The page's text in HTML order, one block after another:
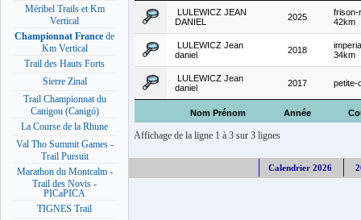
Méribel Trails et Km
Vertical
Championnat France de
Km Vertical
Trail des Hauts Forts
Sierre Zinal
Trail Championnat du
Canigou (Canigó)
La Course de la Rhune
Val Tho Summit Games -
Trail Pursuit
Marathon du Montcalm -
Trail des Novis -
PICaPICA
TIGNES Trail
Nom Prénom Année
LULEWICZ JEAN
DANIEL
2025
frison-
42km
LULEWICZ Jean
daniel
2018
34km
LULEWICZ Jean
daniel
2017 petite-
Affichage de la ligne 1 à 3 sur 3 lignes
Calendrier 2026